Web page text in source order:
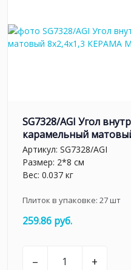
SG7328/AGI Угол
карамельный
Артикул: SG7328/AGI
Размер: 2*8 см
Вес: 0.037 кг
Плиток в упаковке: 27шт
259.86 руб.
– +